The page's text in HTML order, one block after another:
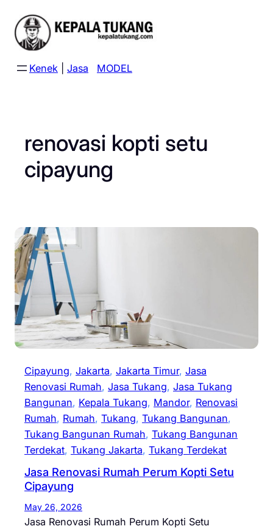
content
Kenek Jasa MODEL
renovasi kopti setu
cipayung
Cipayung, Jakarta, Jakarta Timur, Jasa
Renovasi Rumah, Jasa Tukang, Jasa Tukang
Bangunan, Kepala Tukang, Mandor, Renovasi
Rumah, Rumah, Tukang, Tukang Bangunan
Tukang Bangunan Rumah, Tukang Bangunan
Terdekat, Tukang Jakarta, Tukang Terdekat
Jasa Renovasi Rumah Perum Kopti Setu
Cipayung
May 26, 2026
Jasa Renovasi Rumah Perum Kopti Setu